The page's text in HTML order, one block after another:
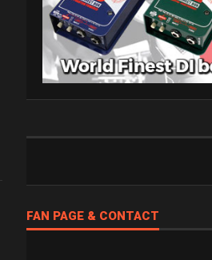
FAN PAGE & CONTACT